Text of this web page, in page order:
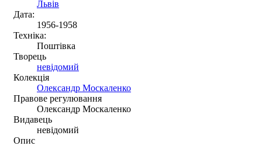
Львів
Дата:
1956-1958
Техніка:
Поштівка
Творець
невідомий
Колекція
Олександр Москаленко
Правове регулювання
Олександр Москаленко
Видавець
невідомий
Опис